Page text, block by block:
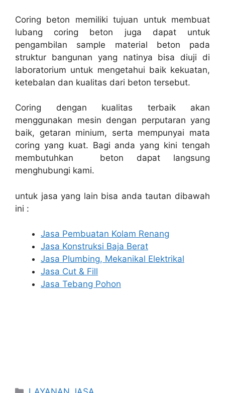
Coring beton memiliki tujuan untuk membuat
lubang coring beton juga dapat untuk
pengambilan sample material beton pada
struktur bangunan yang natinya bisa diuji di
laboratorium untuk mengetahui baik kekuatan,
ketebalan dan kualitas dari beton tersebut.
Coring dengan kualitas terbaik akan
menggunakan mesin dengan perputaran yang
baik, getaran minium, serta mempunyai mata
coring yang kuat. Bagi anda yang kini tengah
membutuhkan beton dapat langsung
menghubungi kami.
untuk jasa yang lain bisa anda tautan dibawah
ini :
Jasa Pembuatan Kolam Renang
Jasa Konstruksi Baja Berat
Jasa Plumbing, Mekanikal Elektrikal
Jasa Cut & Fill
Jasa Tebang Pohon
Categories